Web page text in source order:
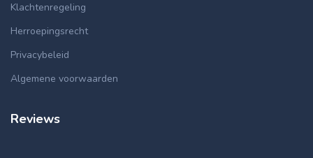
Klachtenregeling
Herroepingsrecht
Privacybeleid
Algemene voorwaarden
Reviews